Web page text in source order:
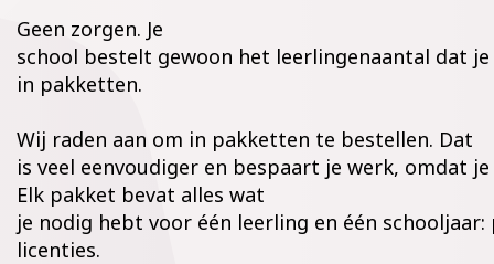
Geen zorgen. Je
school bestelt gewoon het leerlingenaantal dat
in pakketten.
Wij raden aan om in pakketten te bestellen. Dat
is veel eenvoudiger en bespaart je werk, omdat
Elk pakket bevat alles wat
je nodig hebt voor één leerling en één
licenties.